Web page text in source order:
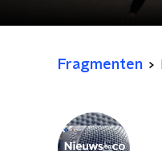
Fragmenten